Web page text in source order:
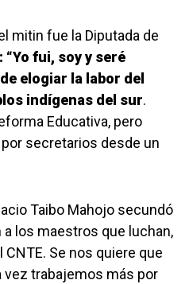
mitin fue la Diputada de
“Yo fui, soy y seré
elogiar la labor del
indígenas del sur.
Educativa, pero
secretarios desde un
Taibo Mahojo secundó
a los maestros que luchan,
Se nos quiere que
vez trabajemos más por